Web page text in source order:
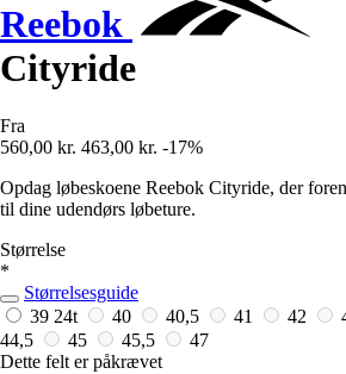
Reebok
Cityride
Fra
560,00 kr. 463,00 kr. -17%
Opdag løbeskoene Reebok Cityride, der
til dine udendørs løbeture.
Størrelse
*
Størrelsesguide
39 24t 40 40,5 41 42
44,5
45 45,5
47
Dette felt er påkrævet